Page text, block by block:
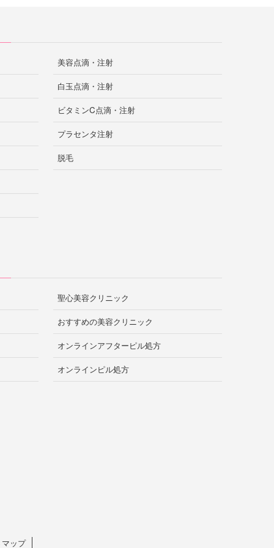
美容点滴・注射
白玉点滴・注射
ビタミンC点滴・注射
プラセンタ注射
脱毛
聖心美容クリニック
おすすめの美容クリニック
オンラインアフターピル処方
オンラインピル処方
ップ